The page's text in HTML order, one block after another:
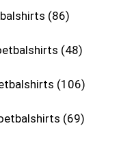
86
48
106
69